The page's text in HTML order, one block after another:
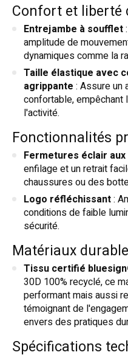
Confort et liberté
Entrejambe à soufflet
amplitude de
dynamiques comme la
Taille élastique avec
agrippante : Assure un
confortable,
l'activité.
Fonctionnalités
Fermetures éclair
enfilage et un retrait
chaussures ou des
Logo réfléchissant:
conditions de faible
sécurité.
Matériaux
Tissu certifié
30D 100% recyclé, ce
performant mais aussi
témoignant de
envers des pratiques
Spécifications